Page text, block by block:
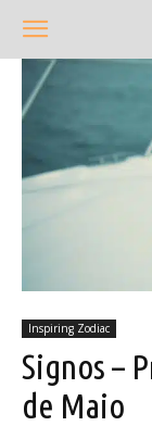
Inspiring Zodiac
Signos –
de Maio